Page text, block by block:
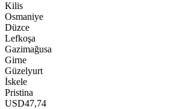
Kilis
Osmaniye
Düzce
Lefkoşa
Gazimağusa
Girne
Güzelyurt
İskele
Pristina
USD47,74